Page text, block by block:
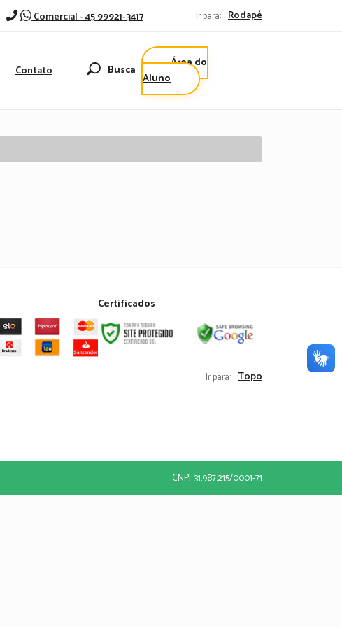
Comercial - 45 99921-3417 Ir para: Rodapé
Contato Busca
Área do
Aluno
Certificados
Ir para: Topo
CNPJ: 31.987.215/0001-71